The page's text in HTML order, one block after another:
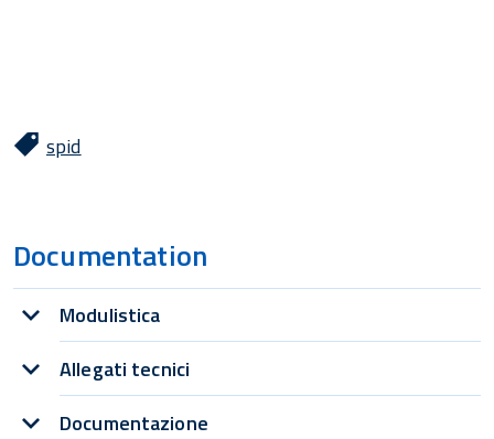
spid
Documentation
Modulistica
Allegati tecnici
Documentazione